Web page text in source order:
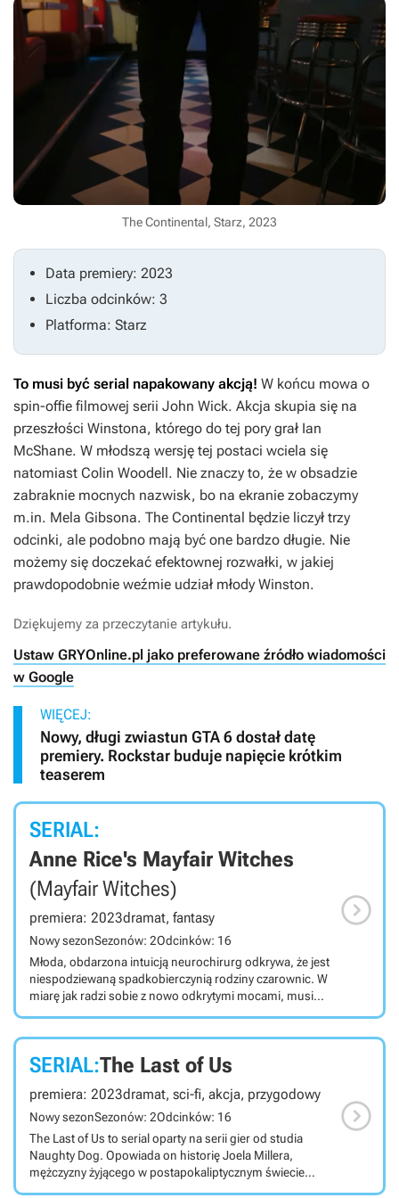
The Continental, Starz, 2023
Data premiery: 2023
Liczba odcinków: 3
Platforma: Starz
To musi być serial napakowany akcją! W końcu mowa o
spin-offie filmowej serii John Wick. Akcja skupia się na
przeszłości Winstona, którego do tej pory grał Ian
McShane. W młodszą wersję tej postaci wciela się
natomiast Colin Woodell. Nie znaczy to, że w obsadzie
zabraknie mocnych nazwisk, bo na ekranie zobaczymy
m.in. Mela Gibsona. The Continental będzie liczył trzy
odcinki, ale podobno mają być one bardzo długie. Nie
możemy się doczekać efektownej rozwałki, w jakiej
prawdopodobnie weźmie udział młody Winston.
Dziękujemy za przeczytanie artykułu.
Ustaw GRYOnline.pl jako preferowane źródło wiadomości
w Google
WIĘCEJ:
Nowy, długi zwiastun GTA 6 dostał datę
premiery. Rockstar buduje napięcie krótkim
teaserem
SERIAL:
Anne Rice's Mayfair Witches
(Mayfair Witches)
premiera: 2023dramat, fantasy
Nowy sezonSezonów: 2Odcinków: 16
Młoda, obdarzona intuicją neurochirurg odkrywa, że jest
niespodziewaną spadkobierczynią rodziny czarownic. W
miarę jak radzi sobie z nowo odkrytymi mocami, musi

SERIAL:The Last of Us
premiera: 2023dramat, sci-fi, akcja, przygodowy
Nowy sezonSezonów: 2Odcinków: 16
The Last of Us to serial oparty na serii gier od studia
Naughty Dog. Opowiada on historię Joela Millera,
mężczyzny żyjącego w postapokaliptycznym świecie
